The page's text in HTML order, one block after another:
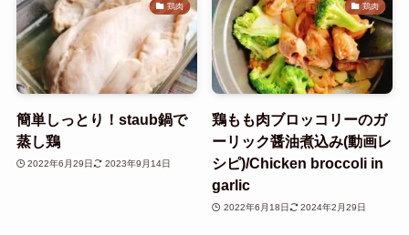
鶏肉
簡単しっとり！staub鍋で
蒸し鶏
2022年6月29日 2023年9月14日
鶏肉
鶏もも肉ブロッコリーのガ
ーリック醤油煮込み(動画レ
シピ)/Chicken broccoli in
garlic
2022年6月18日 2024年2月29日